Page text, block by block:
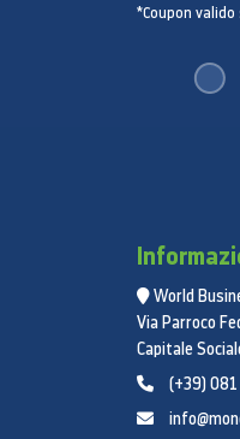
*Coupon
World
Via Parroco
Capitale
(+39)